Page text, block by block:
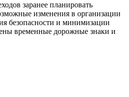
заранее планировать
изменения в организации
безопасности и минимизации
временные дорожные знаки и